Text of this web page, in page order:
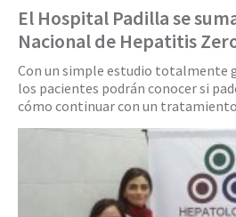
El Hospital Padilla se
Nacional de Hepatitis
Con un simple estudio totalmente
los pacientes podrán conocer si
cómo continuar con un